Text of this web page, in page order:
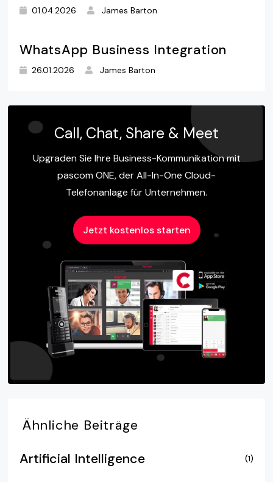
01.04.2026 James Barton
WhatsApp Business Integration
26.01.2026 James Barton
Call, Chat, Share & Meet
Upgraden Sie Ihre Business-Kommunikation mit
pascom ONE, der All-In-One Cloud-
Telefonanlage für Unternehmen.
Jetzt kostenlos starten
Ähnliche Beiträge
Artificial Intelligence
(1)